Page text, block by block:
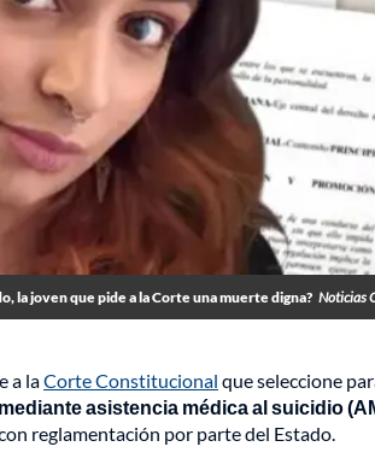
la joven que pide a la Corte una muerte digna? Noticias
a laCorte Constitucional que seleccione
mediante asistencia médica al suicidio
reglamentación por parte del Estado.